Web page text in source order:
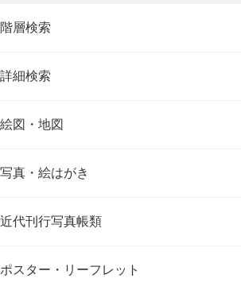
階層検索
詳細検索
絵図・地図
写真・絵はがき
近代刊行写真帳類
ポスター・リーフレット